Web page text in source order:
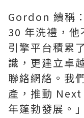
Gordon 續稱
30 年洗禮，
引擎平台積累
識，更建立卓
聯絡網絡。我
產，推動
年蓬勃發展。」